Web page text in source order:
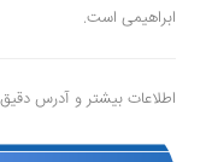
ابراهیمی است.
اطلاعات بیشتر و آدرس